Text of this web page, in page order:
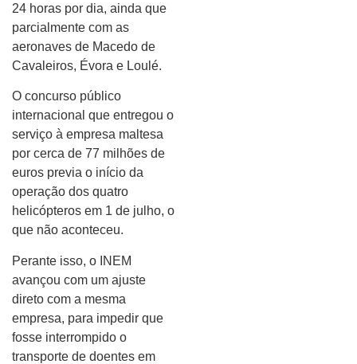
24 horas por dia, ainda que
parcialmente com as
aeronaves de Macedo de
Cavaleiros, Évora e Loulé.
O concurso público
internacional que entregou o
serviço à empresa maltesa
por cerca de 77 milhões de
euros previa o início da
operação dos quatro
helicópteros em 1 de julho, o
que não aconteceu.
Perante isso, o INEM
avançou com um ajuste
direto com a mesma
empresa, para impedir que
fosse interrompido o
transporte de doentes em